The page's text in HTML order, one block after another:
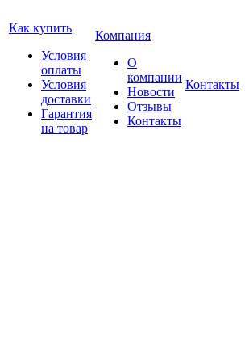
Как купить
Условия
оплаты
Условия
доставки
Гарантия
на товар
Компания
О
компании
Новости
Отзывы
Контакты
Контакты